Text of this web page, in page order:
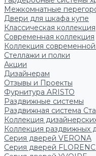
Межкомнатные
Двери для шкафа купе
Классическая коллекция
Современная коллекция
Коллекция
Стеллажи и полки
Акции
Дизайнерам
Отзывы и Проекты
Фурнитура ARISTO
Раздвижные системы
Раздвижная система
Коллекция
Коллекция раздвижных
Серия дверей VERONA
Серия дверей